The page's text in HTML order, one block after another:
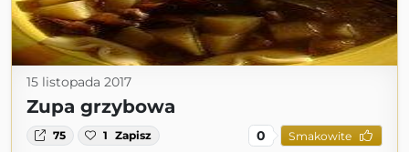
15 listopada 2017
Zupa grzybowa
75 1 Zapisz 0 Smakowite